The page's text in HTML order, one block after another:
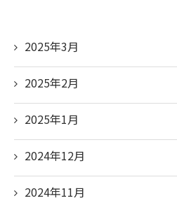
2025年3月
2025年2月
2025年1月
2024年12月
2024年11月